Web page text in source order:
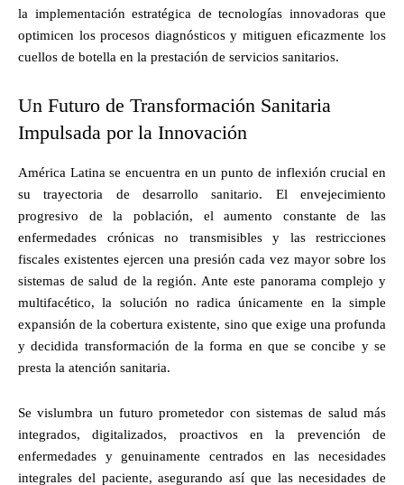
la implementación estratégica de tecnologías innovadoras que
optimicen los procesos diagnósticos y mitiguen eficazmente los
cuellos de botella en la prestación de servicios sanitarios.
Un Futuro de Transformación Sanitaria
Impulsada por la Innovación
América Latina se encuentra en un punto de inflexión crucial en
su trayectoria de desarrollo sanitario. El envejecimiento
progresivo de la población, el aumento constante de las
enfermedades crónicas no transmisibles y las restricciones
fiscales existentes ejercen una presión cada vez mayor sobre los
sistemas de salud de la región. Ante este panorama complejo y
multifacético, la solución no radica únicamente en la simple
expansión de la cobertura existente, sino que exige una profunda
y decidida transformación de la forma en que se concibe y se
presta la atención sanitaria.
Se vislumbra un futuro prometedor con sistemas de salud más
integrados, digitalizados, proactivos en la prevención de
enfermedades y genuinamente centrados en las necesidades
integrales del paciente, asegurando así que las necesidades de